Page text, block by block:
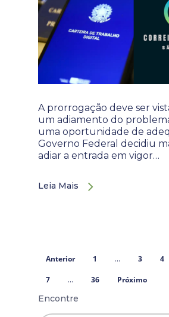
A prorrogação deve ser
um adiamento do
uma oportunidade de
Governo Federal decidiu
adiar a entrada em vigor…
Leia Mais
Anterior 1 … 3 4
7 … 36 Próximo
Encontre